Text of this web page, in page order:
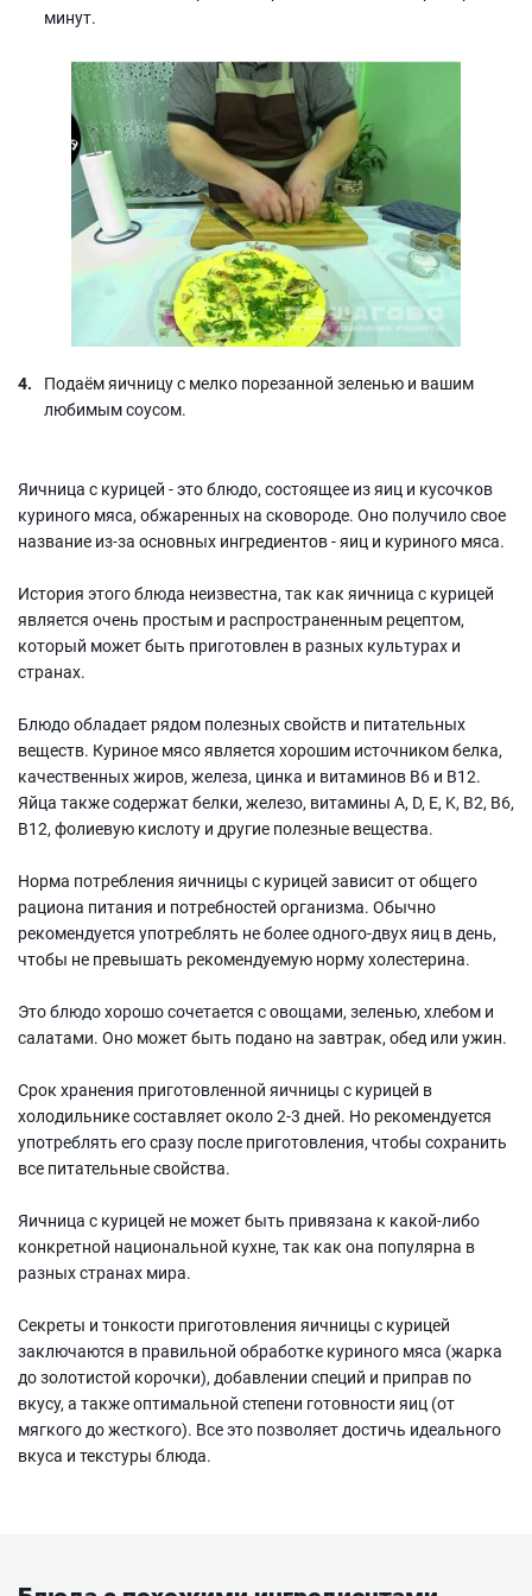
минут.
Подаём яичницу с мелко порезанной зеленью и вашим
любимым соусом.
Яичница с курицей - это блюдо, состоящее из яиц и кусочков
куриного мяса, обжаренных на сковороде. Оно получило свое
название из-за основных ингредиентов - яиц и куриного мяса.
История этого блюда неизвестна, так как яичница с курицей
является очень простым и распространенным рецептом,
который может быть приготовлен в разных культурах и
странах.
Блюдо обладает рядом полезных свойств и питательных
веществ. Куриное мясо является хорошим источником белка,
качественных жиров, железа, цинка и витаминов B6 и B12.
Яйца также содержат белки, железо, витамины A, D, E, K, B2, B6,
B12, фолиевую кислоту и другие полезные вещества.
Норма потребления яичницы с курицей зависит от общего
рациона питания и потребностей организма. Обычно
рекомендуется употреблять не более одного-двух яиц в день,
чтобы не превышать рекомендуемую норму холестерина.
Это блюдо хорошо сочетается с овощами, зеленью, хлебом и
салатами. Оно может быть подано на завтрак, обед или ужин.
Срок хранения приготовленной яичницы с курицей в
холодильнике составляет около 2-3 дней. Но рекомендуется
употреблять его сразу после приготовления, чтобы сохранить
все питательные свойства.
Яичница с курицей не может быть привязана к какой-либо
конкретной национальной кухне, так как она популярна в
разных странах мира.
Секреты и тонкости приготовления яичницы с курицей
заключаются в правильной обработке куриного мяса (жарка
до золотистой корочки), добавлении специй и приправ по
вкусу, а также оптимальной степени готовности яиц (от
мягкого до жесткого). Все это позволяет достичь идеального
вкуса и текстуры блюда.